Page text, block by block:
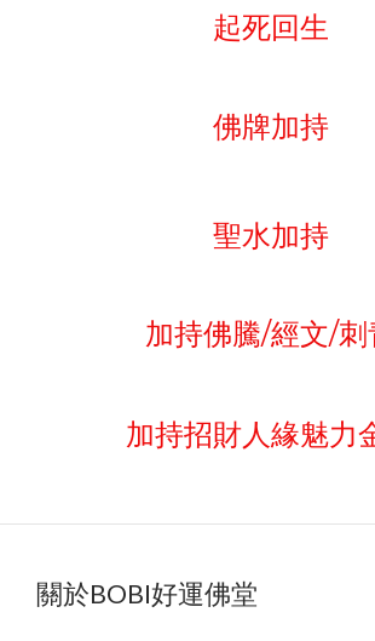
起死回生
佛牌加持
聖水加持
加持佛騰/經文/刺
加持招財人緣魅力
關於BOBI好運佛堂